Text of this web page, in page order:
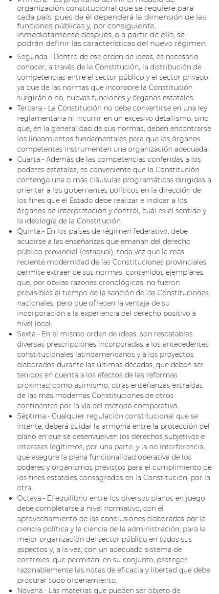
organización constitucional que se requiere para
cada país, pues de él dependerá la dimensión de las
funciones públicas y, por consiguiente,
inmediatamente después, o a partir de ello, se
podrán definir las características del nuevo régimen.
Segunda.- Dentro de ese orden de ideas, es necesario
conocer, a través de la Constitución, la distribución de
competencias entre el sector público y el sector privado,
ya que de las normas que incorpore la Constitución
surgirán o no, nuevas funciones y órganos estatales.
Tercera.- La Constitución no debe convertirse en una ley
reglamentaria ni incurrir en un excesivo detallismo, sino
que, en la generalidad de sus normas, deben encontrarse
los lineamientos fundamentales para que los órganos
competentes instrumenten una organización adecuada.
Cuarta.- Además de las competencias conferidas a los
poderes estatales, es conveniente que la Constitución
contenga una o más cláusulas programáticas dirigidas a
orientar a los gobernantes políticos en la dirección de
los fines que el Estado debe realizar e indicar a los
órganos de interpretación y control, cuál es el sentido y
la ideología de la Constitución.
Quinta.- En los países de régimen federativo, debe
acudirse a las enseñanzas que emanan del derecho
público provincial (estadual), toda vez que la más
reciente modernidad de las Constituciones provinciales
permite extraer de sus normas, contenidos ejemplares
que, por obvias razones cronológicas, no fueron
previsibles al tiempo de la sanción de las Constituciones
nacionales, pero que ofrecen la ventaja de su
incorporación a la experiencia del derecho positivo a
nivel local.
Sexta.- En el mismo orden de ideas, son rescatables
diversas prescripciones incorporadas a los antecedentes
constitucionales latinoamericanos y a los proyectos
elaborados durante las últimas décadas, que deben ser
tenidos en cuenta a los efectos de las reformas
próximas; como asimismo, otras enseñanzas extraídas
de las más modernas Constituciones de otros
continentes por la vía del método comparativo.
Séptima.- Cualquier regulación constitucional que se
intente, deberá cuidar la armonía entre la protección del
plano en que se desenvuelven los derechos subjetivos e
intereses legítimos, por una parte, y la no interferencia,
que asegure la plena funcionalidad operativa de los
poderes y organismos previstos para el cumplimiento de
los fines estatales consagrados en la Constitución, por la
otra.
Octava.- El equilibrio entre los diversos planos en juego,
debe completarse a nivel normativo, con el
aprovechamiento de las conclusiones elaboradas por la
ciencia política y la ciencia de la administración, para la
mejor organización del sector público en todos sus
aspectos y, a la vez, con un adecuado sistema de
controles, que permitan, en su conjunto, proteger
razonablemente las notas de eficacia y libertad que debe
procurar todo ordenamiento.
Novena.- Las materias que pueden ser objeto de